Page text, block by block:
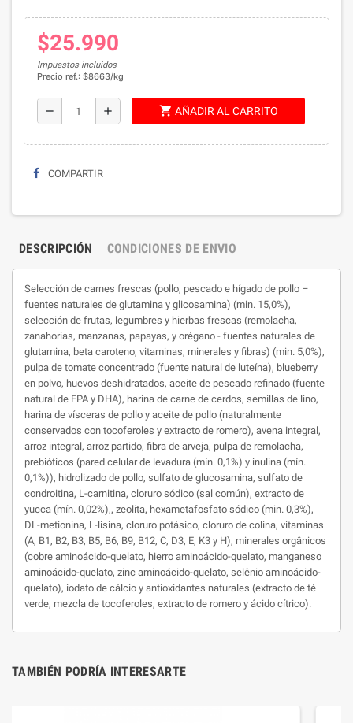
$25.990
Impuestos incluidos
Precio ref.: $8663/kg
remove add shopping_cart AÑADIR AL CARRITO
COMPARTIR
DESCRIPCIÓN CONDICIONES DE ENVIO
Selección de carnes frescas (pollo, pescado e hígado de pollo –
fuentes naturales de glutamina y glicosamina) (min. 15,0%),
selección de frutas, legumbres y hierbas frescas (remolacha,
zanahorias, manzanas, papayas, y orégano - fuentes naturales de
glutamina, beta caroteno, vitaminas, minerales y fibras) (min. 5,0%),
pulpa de tomate concentrado (fuente natural de luteína), blueberry
en polvo, huevos deshidratados, aceite de pescado refinado (fuente
natural de EPA y DHA), harina de carne de cerdos, semillas de lino,
harina de vísceras de pollo y aceite de pollo (naturalmente
conservados con tocoferoles y extracto de romero), avena integral,
arroz integral, arroz partido, fibra de arveja, pulpa de remolacha,
prebióticos (pared celular de levadura (mín. 0,1%) y inulina (mín.
0,1%)), hidrolizado de pollo, sulfato de glucosamina, sulfato de
condroitina, L-carnitina, cloruro sódico (sal común), extracto de
yucca (mín. 0,02%),, zeolita, hexametafosfato sódico (min. 0,3%),
DL-metionina, L-lisina, cloruro potásico, cloruro de colina, vitaminas
(A, B1, B2, B3, B5, B6, B9, B12, C, D3, E, K3 y H), minerales orgânicos
(cobre aminoácido-quelato, hierro aminoácido-quelato, manganeso
aminoácido-quelato, zinc aminoácido-quelato, selênio aminoácido-
quelato), iodato de cálcio y antioxidantes naturales (extracto de té
verde, mezcla de tocoferoles, extracto de romero y ácido cítrico).
TAMBIÉN PODRÍA INTERESARTE